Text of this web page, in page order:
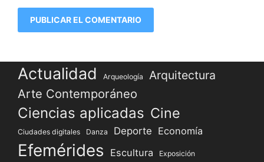
Actualidad Arqueología Arquitectura
Arte Contemporáneo
Ciencias aplicadas Cine
Ciudades digitales Danza Deporte Economía
Efemérides Escultura Exposición